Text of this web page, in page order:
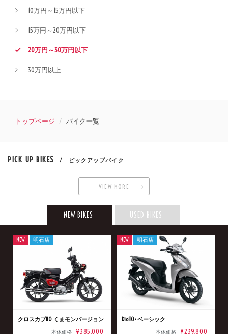
10万円～15万円以下
15万円～20万円以下
20万円～30万円以下
30万円以上
トップページ バイク一覧
PICK UP BIKES / ピックアップバイク
VIEW MORE
NEW BIKES USED BIKES
クロスカブ110 くまモンバージョン
本体価格 ¥385,000
NEW 明石店
Dio110･ベーシック
本体価格 ¥239,800
NEW 明石店